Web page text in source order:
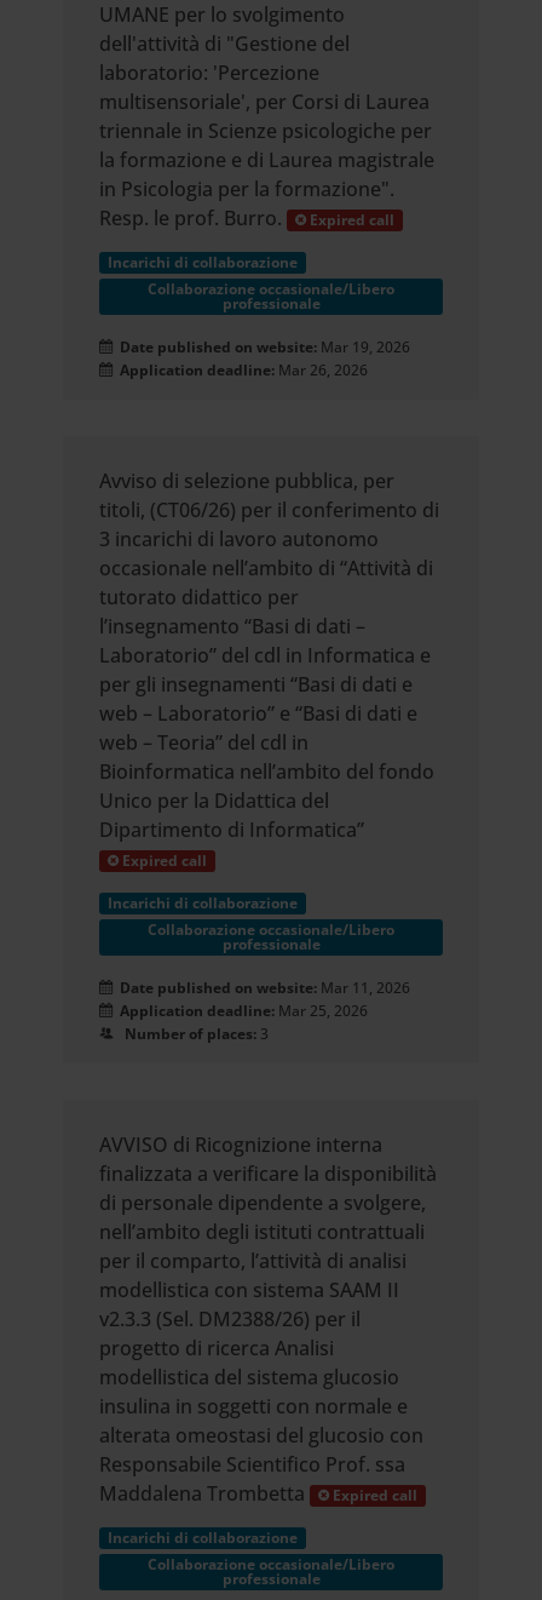
UMANE per lo svolgimento
dell'attività di "Gestione del
laboratorio: 'Percezione
multisensoriale', per Corsi di Laurea
triennale in Scienze psicologiche per
la formazione e di Laurea magistrale
in Psicologia per la formazione".
Resp. le prof. Burro.
Expired call
Incarichi di collaborazione
Collaborazione occasionale/Libero
professionale
Date published on website: Mar 19, 2026
Application deadline: Mar 26, 2026
Avviso di selezione pubblica, per
titoli, (CT06/26) per il conferimento di
3 incarichi di lavoro autonomo
occasionale nell’ambito di “Attività di
tutorato didattico per
l’insegnamento “Basi di dati –
Laboratorio” del cdl in Informatica e
per gli insegnamenti “Basi di dati e
web – Laboratorio” e “Basi di dati e
web – Teoria” del cdl in
Bioinformatica nell’ambito del fondo
Unico per la Didattica del
Dipartimento di Informatica”
Expired call
Incarichi di collaborazione
Collaborazione occasionale/Libero
professionale
Date published on website: Mar 11, 2026
Application deadline: Mar 25, 2026
Number of places: 3
AVVISO di Ricognizione interna
finalizzata a verificare la disponibilità
di personale dipendente a svolgere,
nell’ambito degli istituti contrattuali
per il comparto, l’attività di analisi
modellistica con sistema SAAM II
v2.3.3 (Sel. DM2388/26) per il
progetto di ricerca Analisi
modellistica del sistema glucosio
insulina in soggetti con normale e
alterata omeostasi del glucosio con
Responsabile Scientifico Prof. ssa
Maddalena Trombetta
Expired call
Incarichi di collaborazione
Collaborazione occasionale/Libero
professionale